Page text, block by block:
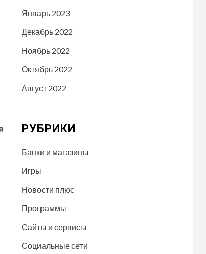
Январь 2023
Декабрь 2022
Ноябрь 2022
Октябрь 2022
Август 2022
РУБРИКИ
Банки и магазины
Игры
Новости плюс
Программы
Сайты и сервисы
Социальные сети